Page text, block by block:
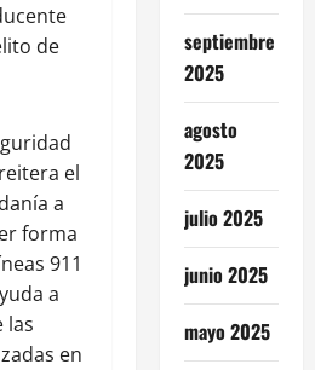
de
el
a
forma
911
a
las
en
septiembre
2025
agosto
2025
julio 2025
junio 2025
mayo 2025